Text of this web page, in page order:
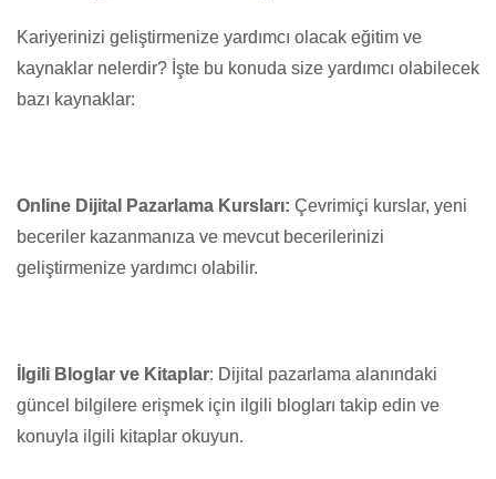
Kariyerinizi geliştirmenize yardımcı olacak eğitim ve
kaynaklar nelerdir? İşte bu konuda size yardımcı olabilecek
bazı kaynaklar:
Online Dijital Pazarlama Kursları: Çevrimiçi kurslar, yeni
beceriler kazanmanıza ve mevcut becerilerinizi
geliştirmenize yardımcı olabilir.
İlgili Bloglar ve Kitaplar: Dijital pazarlama alanındaki
güncel bilgilere erişmek için ilgili blogları takip edin ve
konuyla ilgili kitaplar okuyun.